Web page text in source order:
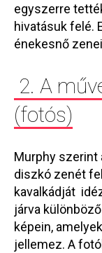
egyszerre
hivatásuk felé.
énekesnő
2. A
(fotós)
Murphy szerint
diszkó zenét
kavalkádját
járva
képein,
jellemez. A